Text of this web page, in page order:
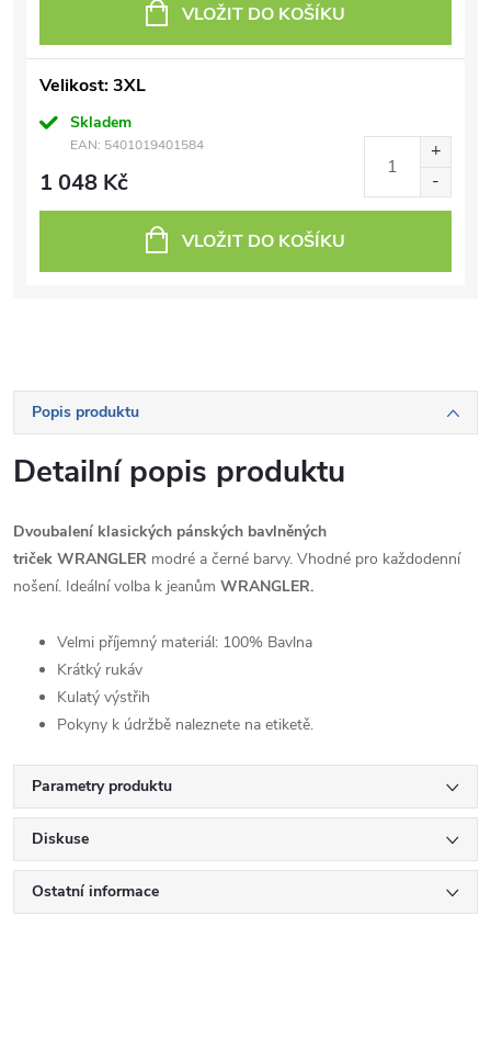
VLOŽIT DO KOŠÍKU
Velikost: 3XL
Skladem
EAN: 5401019401584
1 048 Kč
VLOŽIT DO KOŠÍKU
Popis produktu
Detailní popis produktu
Dvoubalení klasických pánských bavlněných
triček WRANGLER modré a černé barvy. Vhodné pro každodenní
nošení. Ideální volba k jeanům WRANGLER.
Velmi příjemný materiál: 100% Bavlna
Krátký rukáv
Kulatý výstřih
Pokyny k údržbě naleznete na etiketě.
Parametry produktu
Diskuse
Ostatní informace